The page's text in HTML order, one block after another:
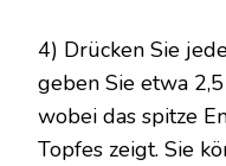
4) Drücken Sie
geben Sie etwa
wobei das spitze
Topfes zeigt. Sie